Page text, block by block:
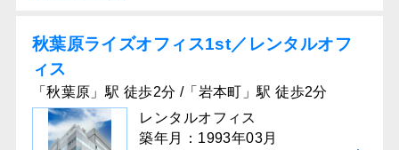
秋葉原ライズオフィス1st／レンタルオフ
ィス
「秋葉原」駅 徒歩2分 /「岩本町」駅 徒歩2分
レンタルオフィス
築年月：1993年03月